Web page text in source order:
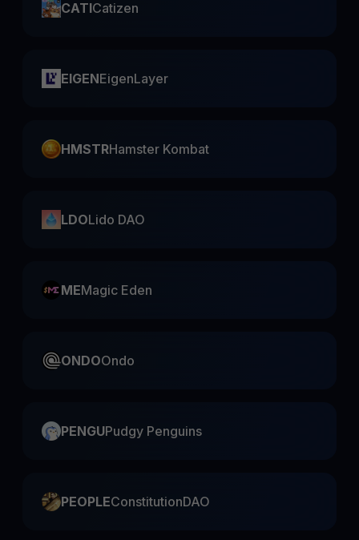
CATICatizen
EIGENEigenLayer
HMSTRHamster Kombat
LDOLido DAO
MEMagic Eden
ONDOOndo
PENGUPudgy Penguins
PEOPLEConstitutionDAO